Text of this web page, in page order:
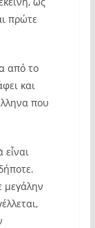
πρώτε
από το
και
που
μεγάλην